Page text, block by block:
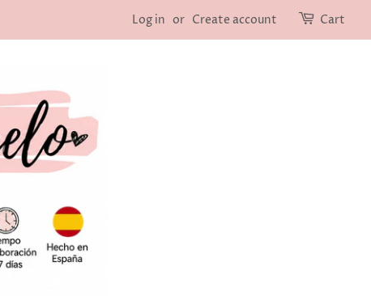
Log in or Create account Cart